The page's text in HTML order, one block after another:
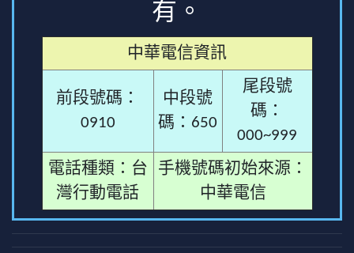
有。
中華電信資訊
前段號碼：
0910
中段號
碼：650
尾段號
碼：
000~999
電話種類：台
灣行動電話
手機號碼初始來源：
中華電信